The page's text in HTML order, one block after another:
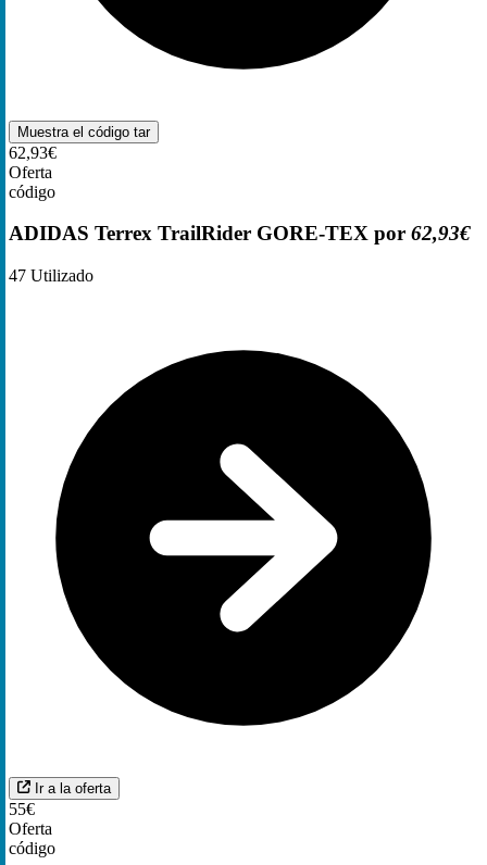
Muestra el código tar
62,93€
Oferta
código
ADIDAS Terrex TrailRider GORE-TEX por 62,93€
47 Utilizado
Ir a la oferta
55€
Oferta
código